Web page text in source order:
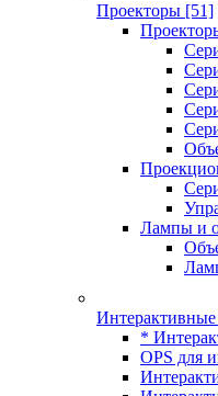
Проекторы [51]
Лампы и
Интерактивные
*
OPS для